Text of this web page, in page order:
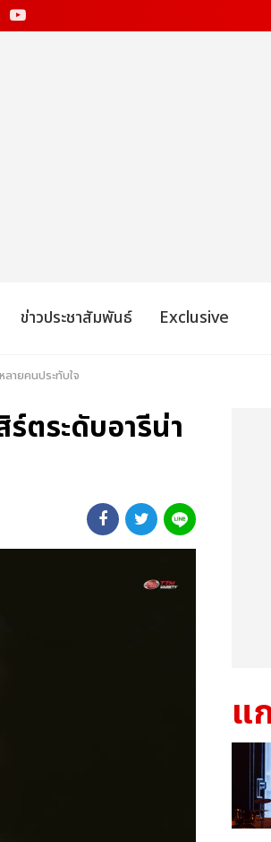
ข่าวประชาสัมพันธ์ Exclusive
ายคนประทับใจ
ตระดับอารีน่า
แ